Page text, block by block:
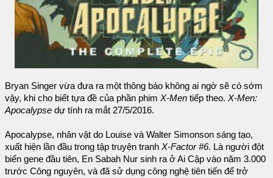
Bryan Singer vừa đưa ra một thông báo không ai ngờ sẽ có sớm
vậy, khi cho biết tựa đề của phần phim X-Men tiếp theo. X-Men:
Apocalypse dự tính ra mắt 27/5/2016.
Apocalypse, nhân vật do Louise và Walter Simonson sáng tạo,
xuất hiện lần đầu trong tập truyện tranh X-Factor #6. Là người đột
biến gene đầu tiên, En Sabah Nur sinh ra ở Ai Cập vào năm 3.000
trước Công nguyên, và đã sử dụng công nghệ tiên tiến để trở